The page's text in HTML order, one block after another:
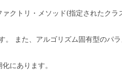
ァクトリ・メソッド(指定されたクラ
。
また、アルゴリズム固有型のパ
にあります。